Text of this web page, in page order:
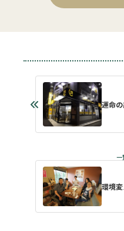
運命
環境